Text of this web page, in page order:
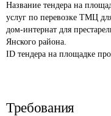
Название тендера на
услуг по перевозке ТМЦ
дом-интернат для
Янского района.
ID тендера на площадке
Требования